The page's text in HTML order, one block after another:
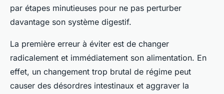
par étapes minutieuses pour ne pas perturber
davantage son système digestif.
La première erreur à éviter est de changer
radicalement et immédiatement son alimentation. En
effet, un changement trop brutal de régime peut
causer des désordres intestinaux et aggraver la